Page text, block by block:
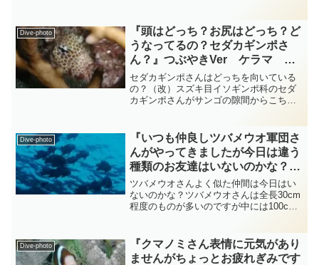
つ！」っていう感じでこちらの様子を伺
っています・・・カノコイセエ...
Dive-photo
『頭はどっち？お尻はどっち？ど
うなってるの？セダカギンポさ
ん？』つぶやきVer ケラマ ダ
イビング‐フォト‐tsubuankun
セダカギンポさんはどっちを向いている
の？（改）スズキ目イソギンポ科のセダ
カギンポさんがサンゴの隙間からこちら
ないでしょうか？・・・このアングルだ
とどちらが前か後かわかり...
Dive-photo
『いつも仲良しツバメウオ軍団さ
んがやってきましたが今日は違う
種類のお友達はいないのかな？
』小笠原諸島 ダイビング‐フォ
ト‐tsubuankun
ツバメウオさんよく似た仲間は今日はい
ないのかな？ツバメウオさんは全長30cm
程度のものが多いのですが中には100cm
ばなかなかの迫力ですよね・・・体は側
扁していて老成魚に...
Dive-photo
『クマノミさん表情に元気があり
ませんがちょっとお疲れぎみです